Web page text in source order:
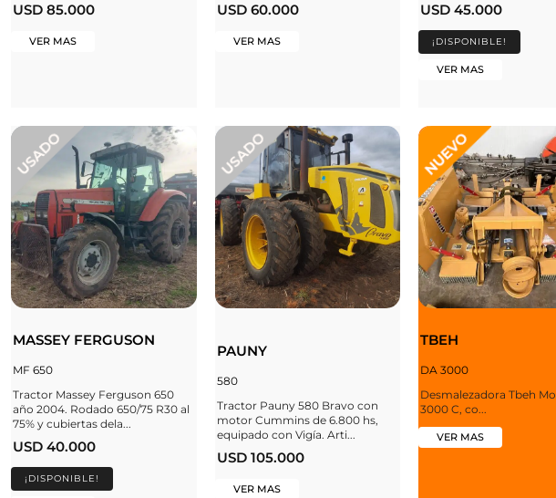
USD 85.000
VER MAS
USD 60.000
VER MAS
USD 45.000
¡DISPONIBLE!
VER MAS
MASSEY FERGUSON
MF 650
Tractor Massey Ferguson 650
año 2004. Rodado 650/75 R30 al
75% y cubiertas dela...
USD 40.000
¡DISPONIBLE!
PAUNY
580
Tractor Pauny 580 Bravo con
motor Cummins de 6.800 hs,
equipado con Vigía. Arti...
USD 105.000
VER MAS
TBEH
DA 3000
Desmalezadora Tbeh
3000 C, co...
VER MAS